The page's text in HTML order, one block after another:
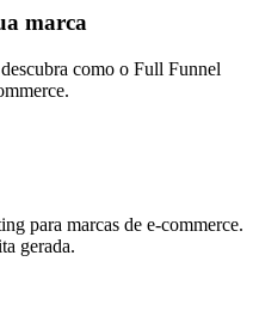
marca
como o Full Funnel
para marcas de e-commerce.
gerada.